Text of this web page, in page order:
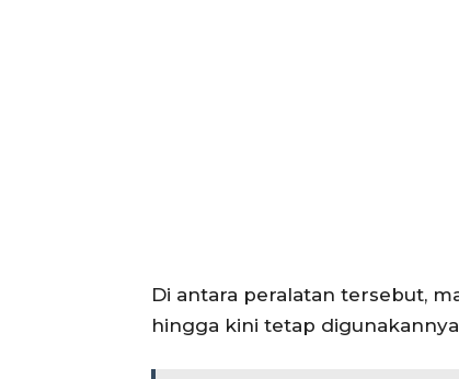
Di antara peralatan tersebut,
hingga kini tetap